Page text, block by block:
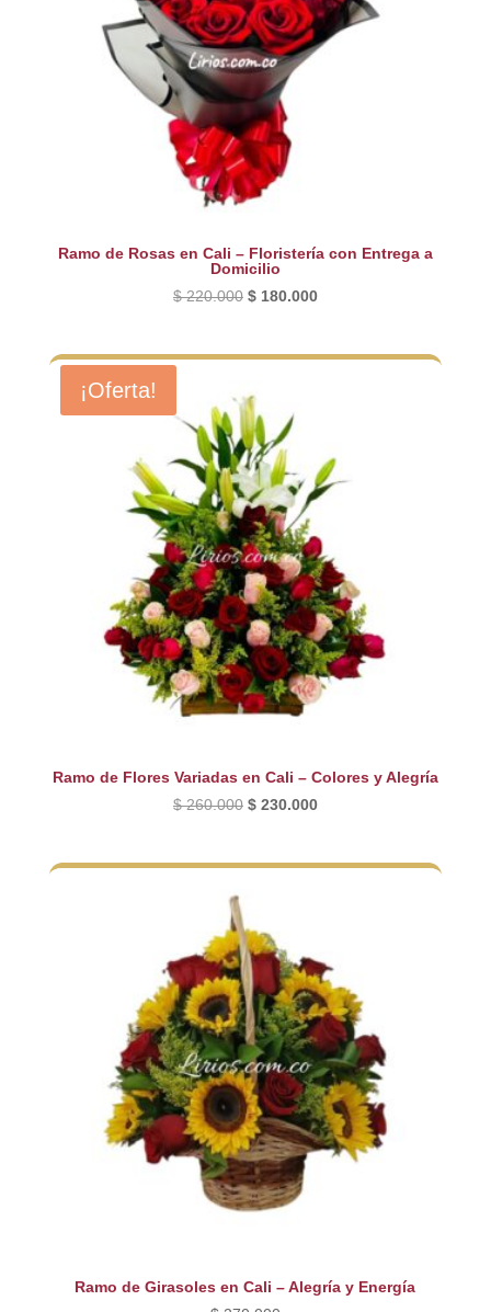
Ramo de Rosas en Cali – Floristería con Entrega a
Domicilio
$220.000 El
$ 220.000.
$180.000El
¡Oferta!
Ramo de Flores Variadas en Cali – Colores y Alegría
$260.000 El
$230.000El
Ramo de Girasoles en Cali – Alegría y Energía